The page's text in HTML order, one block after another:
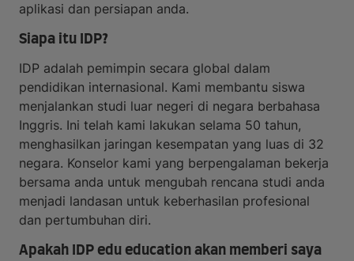
aplikasi dan persiapan anda.
Siapa itu IDP?
IDP adalah pemimpin secara global dalam
pendidikan internasional. Kami membantu siswa
menjalankan studi luar negeri di negara berbahasa
Inggris. Ini telah kami lakukan selama 50 tahun,
menghasilkan jaringan kesempatan yang luas di 32
negara. Konselor kami yang berpengalaman bekerja
bersama anda untuk mengubah rencana studi anda
menjadi landasan untuk keberhasilan profesional
dan pertumbuhan diri.
Apakah IDP edu education akan memberi saya